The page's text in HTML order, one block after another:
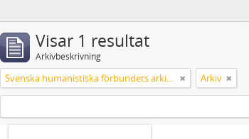
Visar 1 resultat
Arkivbeskrivning
Svenska humanistiska förbundets arkiv: handlingar 2003-2012 Arkiv